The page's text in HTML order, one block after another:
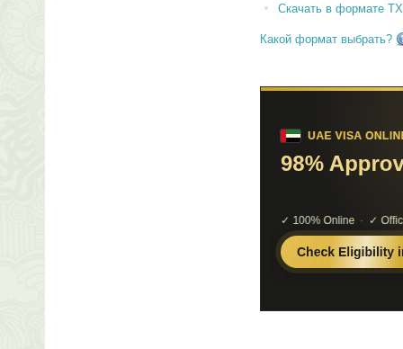
Скачать в формате
Какой формат выбрать?